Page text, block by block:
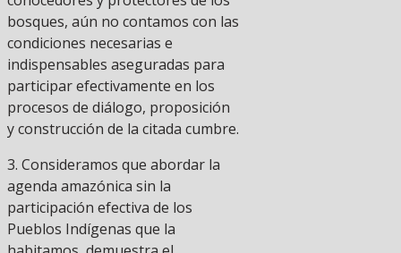
bosques, aún no contamos con las
condiciones necesarias e
indispensables aseguradas para
participar efectivamente en los
procesos de diálogo, proposición
y construcción de la citada cumbre.
3. Consideramos que abordar la
agenda amazónica sin la
participación efectiva de los
Pueblos Indígenas que la